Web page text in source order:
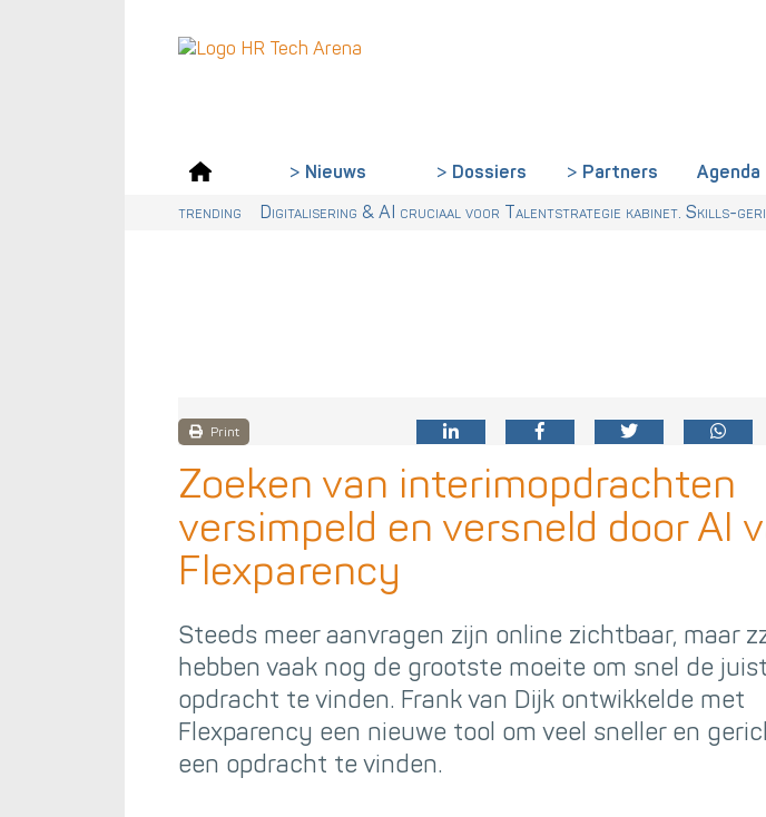
Nieuws Dossiers Partners Agenda
trending Digitalisering & AI cruciaal voor Talentstrategie kabinet. Skills-
Wet loontransparantie: dit moet HR nu al regelen
Print
Zoeken van interimopdrachten
versimpeld en versneld door AI
Flexparency
Steeds meer aanvragen zijn online zichtbaar, maar
hebben vaak nog de grootste moeite om snel de
opdracht te vinden. Frank van Dijk ontwikkelde met
Flexparency een nieuwe tool om veel sneller en
een opdracht te vinden.